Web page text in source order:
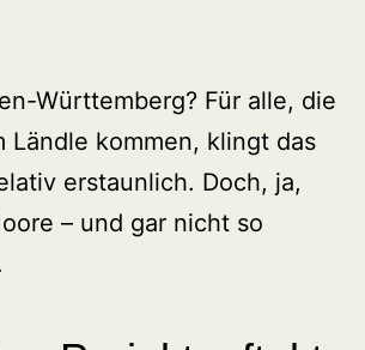
Württemberg? Für alle, die
Ländle kommen, klingt das
erstaunlich. Doch, ja,
– und gar nicht so